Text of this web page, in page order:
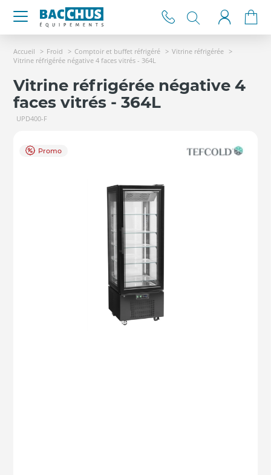
Accueil Froid Comptoir et buffet réfrigéré
Vitrine réfrigérée
Vitrine réfrigérée négative 4 faces vitrés - 364L
Vitrine réfrigérée négative 4
faces vitrés - 364L
UPD400-F
Promo